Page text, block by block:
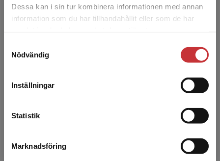
Dessa kan i sin tur kombinera informationen med annan
information som du har tillhandahållit eller som de har
Nödvändig
Inställningar
Statistik
Marknadsföring
Det verkar som att du besöker
studentlitteratur.se via en enhet utanför Sverige.
Vi erbjuder inte leveranser utanför Sverige. För
att kunna slutföra ett köp måste
januari 1997 vid Stockholms universitet.